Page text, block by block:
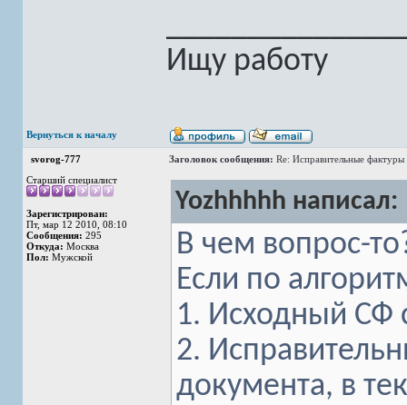
Ищу работу
Вернуться к началу
svorog-777 Заголовок сообщения: Re: Исправительные
Старший специалист
Зарегистрирован:
Пт, мар 12 2010, 08:10
Сообщения: 295
Откуда: Москва
Пол: Мужской
Yozhhhhh написал:
В чем вопрос-
Если по
1. Исходный СФ
2.
документа, в